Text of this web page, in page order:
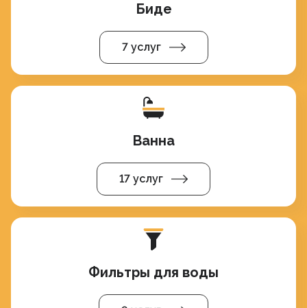
Биде
7 услуг
Ванна
17 услуг
Фильтры для воды